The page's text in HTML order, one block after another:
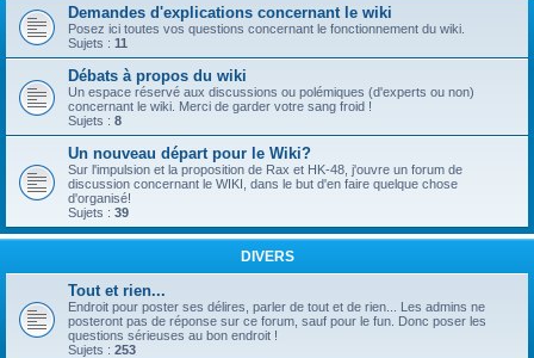
Demandes d'explications concernant le wiki
Posez ici toutes vos questions concernant le fonctionnement du wiki.
Sujets : 11
Débats à propos du wiki
Un espace réservé aux discussions ou polémiques (d'experts ou non)
concernant le wiki. Merci de garder votre sang froid !
Sujets : 8
Un nouveau départ pour le Wiki?
Sur l'impulsion et la proposition de Rax et HK-48, j'ouvre un forum de
discussion concernant le WIKI, dans le but d'en faire quelque chose
d'organisé!
Sujets : 39
DIVERS
Tout et rien...
Endroit pour poster ses délires, parler de tout et de rien... Les admins ne
posteront pas de réponse sur ce forum, sauf pour le fun. Donc poser les
questions sérieuses au bon endroit !
Sujets : 253